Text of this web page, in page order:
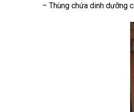
– Thùng chứa dinh dưỡng